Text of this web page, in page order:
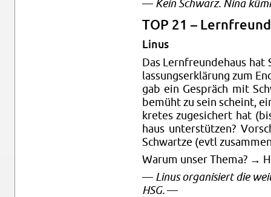
— Kein Schwarz. Nina
TOP 21 –
Linus
Das Lern­freun­de­haus
las­sungs­er­klä­rung zum
gab ein Ge­spräch mit
be­müht zu sein scheint,
kre­tes zu­ge­si­chert hat
haus un­ter­stüt­zen?
Schwart­ze (evtl
Warum unser Thema? →
— Linus or­ga­ni­siert die
HSG.—